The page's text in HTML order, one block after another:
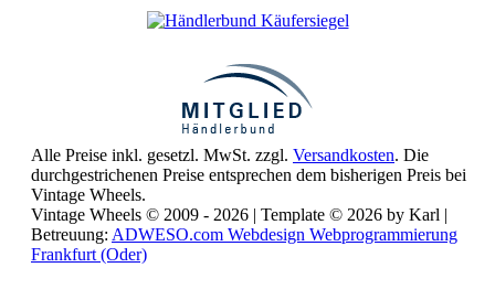
Alle Preise inkl. gesetzl. MwSt. zzgl. Versandkosten. Die
durchgestrichenen Preise entsprechen dem bisherigen Preis bei
Vintage Wheels.
Vintage Wheels © 2009 - 2026 | Template © 2026 by Karl |
Betreuung: ADWESO.com Webdesign Webprogrammierung
Frankfurt (Oder)